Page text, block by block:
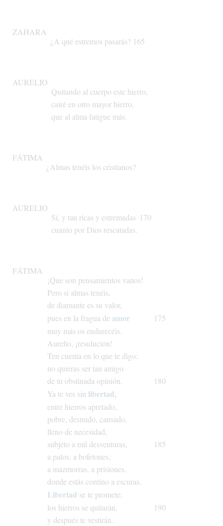
ZAHARA
¿A qué estremos pasarás? 165
AURELIO
Quitando al cuerpo este hierro,
cairé en otro mayor hierro,
que al alma fatigue más.
FÁTIMA
¿Almas tenéis los cristianos?
AURELIO
Sí, y tan ricas y estremadas 170
cuanto por Dios rescatadas.
FÁTIMA
¡Que son pensamientos vanos!
Pero si almas tenéis,
de diamante es su valor,
pues en la fragua de amor
175
muy más os endurecéis.
Aurelio, ¡resulución!
Ten cuentaen lo que te digo:
no quieras ser tan amigo
de tu obstinada opinión.
180
Ya te ves sin libertad,
entre hierros apretado,
pobre, desnudo, cansado,
lleno de necesidad,
subjeto a mil desventuras,
185
a palos, a bofetones,
a mazmorras, a prisiones,
donde estás contino aescuras.
Libertad se te promete;
los hierros se quitarán,
190
y después te vestirán.